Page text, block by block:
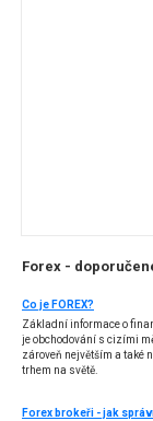
Forex -
Co je FOREX?
Základní informace o
je obchodování s cizími
zároveň největším a také
trhem na světě.
Forex brokeři - jak